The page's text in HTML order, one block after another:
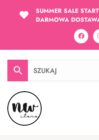
SUMMER SALE
DARMOWA